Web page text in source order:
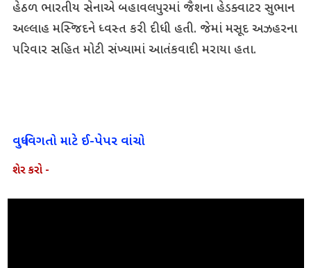
હેઠળ ભારતીય સેનાએ બહાવલપુરમાં જૈશના હેડક્વાટર સુભાન
અલ્લાહ મસ્જિદને ધ્વસ્ત કરી દીધી હતી. જેમાં મસૂદ અઝહરના
પરિવાર સહિત મોટી સંખ્યામાં આતંકવાદી મરાયા હતા.
વધુ વિગતો માટે ઈ-પેપર વાંચો
શેર કરો -